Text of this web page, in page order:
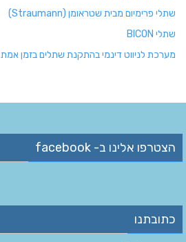
שתלי פרימיום מבית שטראומן (Straumann)
שתלי BICON
מערכת לניווט דינמי בהתקנת שתלים בזמן אמת NAVIDENT
הצטרפו אלינו ב- facebook
כתובתנו